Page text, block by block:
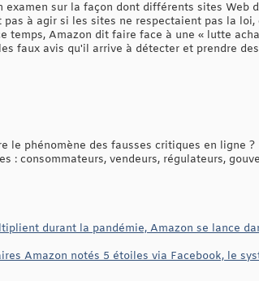
sur la façon dont différents sites Web
à agir si les sites ne respectaient pas la
Amazon dit faire face à une « lutte
faux avis qu'il arrive à détecter et prendre
le phénomène des fausses critiques en ligne ?
consommateurs, vendeurs, régulateurs,
durant la pandémie, Amazon se lance
Amazon notés 5 étoiles via Facebook, le